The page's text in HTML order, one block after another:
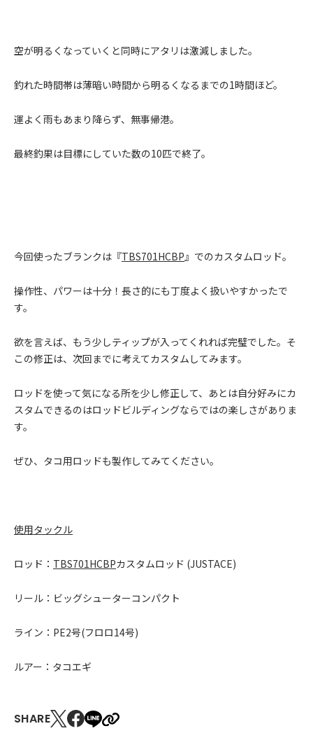
空が明るくなっていくと同時にアタリは激減しました。
釣れた時間帯は薄暗い時間から明るくなるまでの1時間ほど。
運よく雨もあまり降らず、無事帰港。
最終釣果は目標にしていた数の10匹で終了。
今回使ったブランクは『TBS701HCBP』でのカスタムロッド。
操作性、パワーは十分！長さ的にも丁度よく扱いやすかったで
す。
欲を言えば、もう少しティップが入ってくれれば完璧でした。そ
この修正は、次回までに考えてカスタムしてみます。
ロッドを使って気になる所を少し修正して、あとは自分好みにカ
スタムできるのはロッドビルディングならではの楽しさがありま
す。
ぜひ、タコ用ロッドも製作してみてください。
使用タックル
ロッド： TBS701HCBPカスタムロッド (JUSTACE)
リール：ビッグシューターコンパクト
ライン： PE2号(フロロ14号)
ルアー：タコエギ
SHARE